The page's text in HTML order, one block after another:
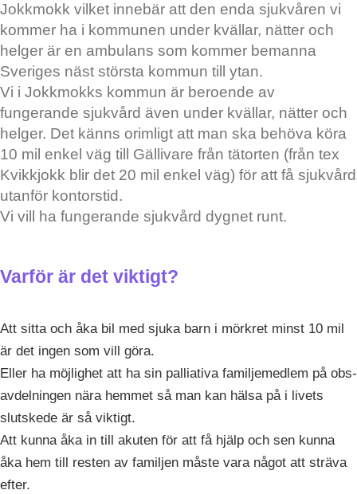
Jokkmokk vilket innebär att den enda sjukvåren vi
kommer ha i kommunen under kvällar, nätter och
helger är en ambulans som kommer bemanna
Sveriges näst största kommun till ytan.
Vi i Jokkmokks kommun är beroende av
fungerande sjukvård även under kvällar, nätter och
helger. Det känns orimligt att man ska behöva köra
10 mil enkel väg till Gällivare från tätorten (från tex
Kvikkjokk blir det 20 mil enkel väg) för att få sjukvård
utanför kontorstid.
Vi vill ha fungerande sjukvård dygnet runt.
Varför är det viktigt?
Att sitta och åka bil med sjuka barn i mörkret minst 10 mil
är det ingen som vill göra.
Eller ha möjlighet att ha sin palliativa familjemedlem på obs-
avdelningen nära hemmet så man kan hälsa på i livets
slutskede är så viktigt.
Att kunna åka in till akuten för att få hjälp och sen kunna
åka hem till resten av familjen måste vara något att sträva
efter.